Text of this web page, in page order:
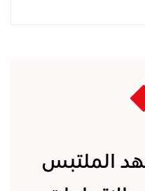
الملتبس